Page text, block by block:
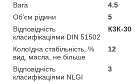
Вага
4.5
Об'єм рідини
5
Відповідність
класифікаціями DIN 51502
К3К-30
Колоїдна стабільність, %
вид. масла, не більше
12
Відповідність
класифікаціями NLGI
3